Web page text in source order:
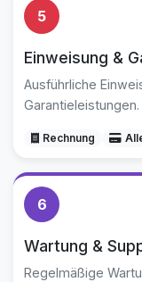
5
Einweisung &
Ausführliche
Garantieleistungen.
Rechnung
6
Wartung &
Regelmäßige